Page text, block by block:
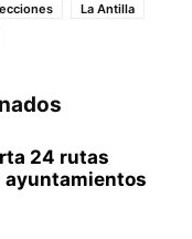
La Antilla
24 rutas